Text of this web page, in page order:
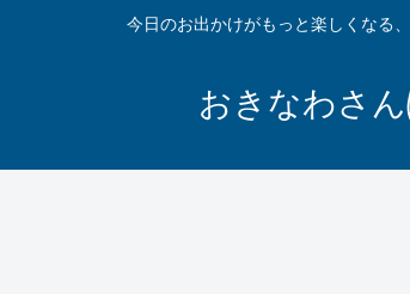
今日のお出かけがもっと楽しくなる、
おきなわさ